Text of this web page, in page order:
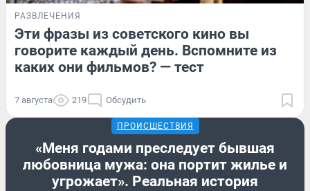
РАЗВЛЕЧЕНИЯ
Эти фразы из советского кино вы
говорите каждый день. Вспомните из
каких они фильмов? — тест
7 августа 219 Обсудить
ПРОИСШЕСТВИЯ
«Меня годами преследует бывшая
любовница мужа: она портит жилье и
угрожает». Реальная история